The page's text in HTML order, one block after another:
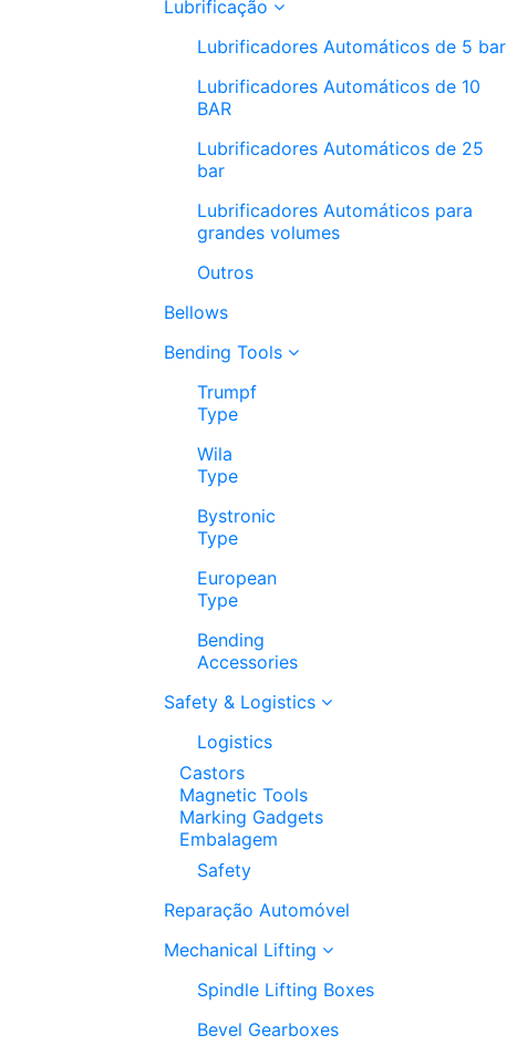
Lubrificação
Lubrificadores Automáticos de 5 bar
Lubrificadores Automáticos de 10
BAR
Lubrificadores Automáticos de 25
bar
Lubrificadores Automáticos para
grandes volumes
Outros
Bellows
Bending Tools
Trumpf
Type
Wila
Type
Bystronic
Type
European
Type
Bending
Accessories
Safety & Logistics
Logistics
Castors
Magnetic Tools
Marking Gadgets
Embalagem
Safety
Reparação Automóvel
Mechanical Lifting
Spindle Lifting Boxes
Bevel Gearboxes